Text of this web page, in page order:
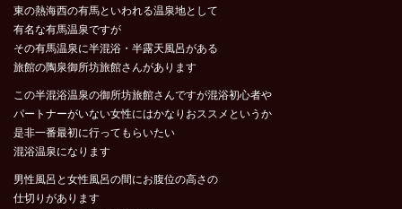
東の熱海西の有馬といわれる温泉地として
有名な有馬温泉ですが
その有馬温泉に半混浴・半露天風呂がある
旅館の陶泉御所坊旅館さんがあります
この半混浴温泉の御所坊旅館さんですが混浴初心者や
パートナーがいない女性にはかなりおススメというか
是非一番最初に行ってもらいたい
混浴温泉になります
男性風呂と女性風呂の間にお腹位の高さの
仕切りがあります